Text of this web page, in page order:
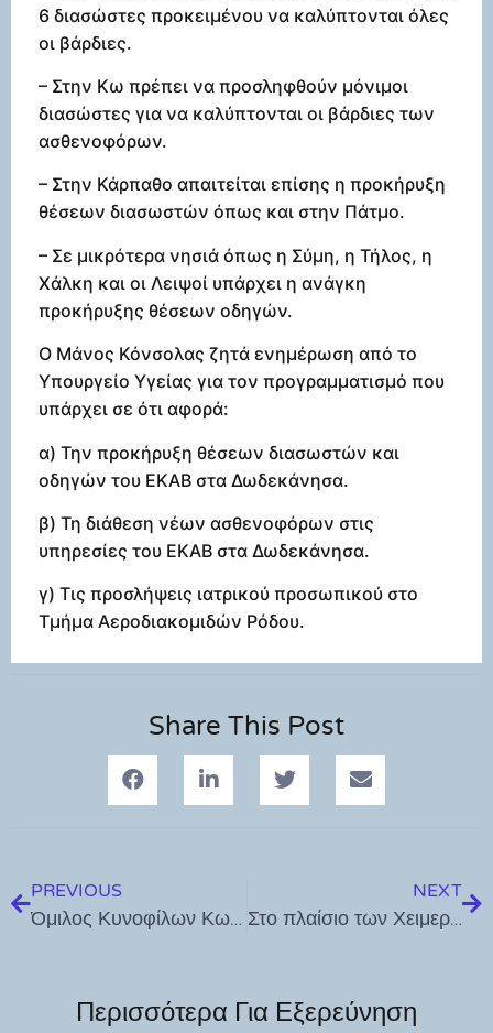
6 διασώστες προκειμένου να καλύπτονται όλες
οι βάρδιες.
– Στην Κω πρέπει να προσληφθούν μόνιμοι
διασώστες για να καλύπτονται οι βάρδιες των
ασθενοφόρων.
– Στην Κάρπαθο απαιτείται επίσης η προκήρυξη
θέσεων διασωστών όπως και στην Πάτμο.
– Σε μικρότερα νησιά όπως η Σύμη, η Τήλος, η
Χάλκη και οι Λειψοί υπάρχει η ανάγκη
προκήρυξης θέσεων οδηγών.
Ο Μάνος Κόνσολας ζητά ενημέρωση από το
Υπουργείο Υγείας για τον προγραμματισμό που
υπάρχει σε ότι αφορά:
α) Την προκήρυξη θέσεων διασωστών και
οδηγών του ΕΚΑΒ στα Δωδεκάνησα.
β) Τη διάθεση νέων ασθενοφόρων στις
υπηρεσίες του ΕΚΑΒ στα Δωδεκάνησα.
γ) Τις προσλήψεις ιατρικού προσωπικού στο
Τμήμα Αεροδιακομιδών Ρόδου.
Share This Post
PREVIOUS
Όμιλος Κυνοφίλων Κω: Κοινοφυλικό Σεμινάριο στις 14/3/2025
NEXT
Στο πλαίσιο των Χειμερινών Πολιτιστικών Εκδηλώσεων «Ιπποκράτεια 2025» το Τμήμα Πολιτισμού Δήμου Κω σας ενημερώνει για τις καρναβαλικές εκδηλώσεις στο νησί της Κω
Περισσότερα Για Εξερεύνηση